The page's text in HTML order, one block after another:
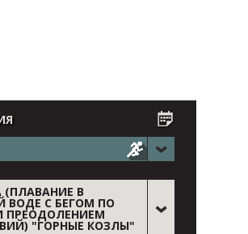
(ПЛАВАНИЕ В
ВОДЕ С БЕГОМ ПО
ПРЕОДОЛЕНИЕМ
"ГОРНЫЕ КОЗЛЫ"